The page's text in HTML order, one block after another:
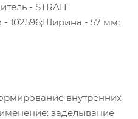
- STRAIT
- 102596;Ширина - 57 мм;
внутренних
заделывание